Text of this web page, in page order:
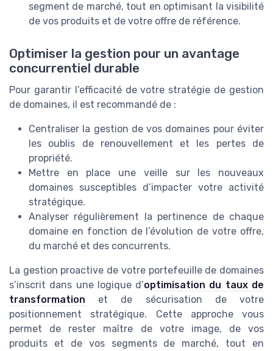
segment de marché, tout en optimisant la visibilité
de vos produits et de votre offre de référence.
Optimiser la gestion pour un avantage
concurrentiel durable
Pour garantir l’efficacité de votre stratégie de gestion
de domaines, il est recommandé de :
Centraliser la gestion de vos domaines pour éviter
les oublis de renouvellement et les pertes de
propriété.
Mettre en place une veille sur les nouveaux
domaines susceptibles d’impacter votre activité
stratégique.
Analyser régulièrement la pertinence de chaque
domaine en fonction de l’évolution de votre offre,
du marché et des concurrents.
La gestion proactive de votre portefeuille de domaines
s’inscrit dans une logique d’optimisation du taux de
transformation et de sécurisation de votre
positionnement stratégique. Cette approche vous
permet de rester maître de votre image, de vos
produits et de vos segments de marché, tout en